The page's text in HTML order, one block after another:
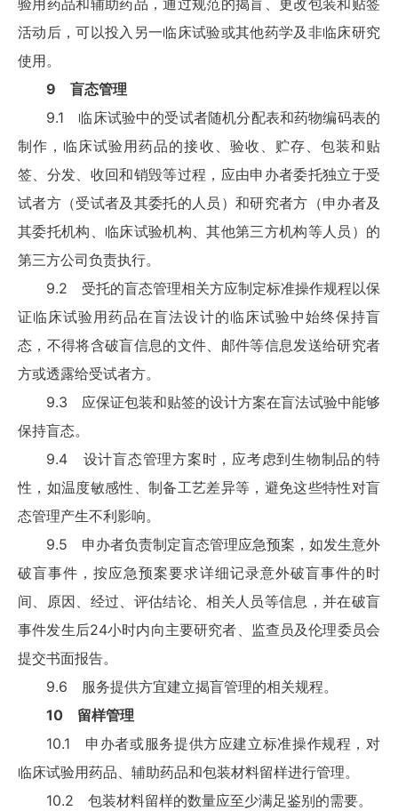
验用药品和辅助药品，通过规范的揭盲、更改包装和贴签
活动后，可以投入另一临床试验或其他药学及非临床研究
使用。
9 盲态管理
9.1 临床试验中的受试者随机分配表和药物编码表的
制作，临床试验用药品的接收、验收、贮存、包装和贴
签、分发、收回和销毁等过程，应由申办者委托独立于受
试者方（受试者及其委托的人员）和研究者方（申办者及
其委托机构、临床试验机构、其他第三方机构等人员）的
第三方公司负责执行。
9.2 受托的盲态管理相关方应制定标准操作规程以保
证临床试验用药品在盲法设计的临床试验中始终保持盲
态，不得将含破盲信息的文件、邮件等信息发送给研究者
方或透露给受试者方。
9.3 应保证包装和贴签的设计方案在盲法试验中能够
保持盲态。
9.4 设计盲态管理方案时，应考虑到生物制品的特
性，如温度敏感性、制备工艺差异等，避免这些特性对盲
态管理产生不利影响。
9.5 申办者负责制定盲态管理应急预案，如发生意外
破盲事件，按应急预案要求详细记录意外破盲事件的时
间、原因、经过、评估结论、相关人员等信息，并在破盲
事件发生后24小时内向主要研究者、监查员及伦理委员会
提交书面报告。
9.6 服务提供方宜建立揭盲管理的相关规程。
10 留样管理
10.1 申办者或服务提供方应建立标准操作规程，对
临床试验用药品、辅助药品和包装材料留样进行管理。
10.2 包装材料留样的数量应至少满足鉴别的需要。